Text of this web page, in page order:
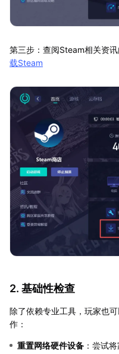
第三步：查阅Steam相关资
载Steam
2. 基础性检查
除了依赖专业工具，玩家也
作：
重置网络硬件设备 ：尝试